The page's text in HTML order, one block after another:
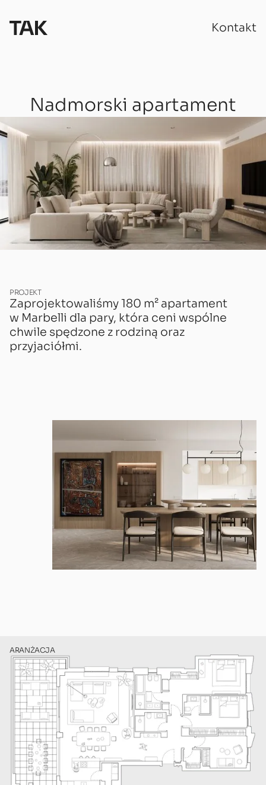
Kontakt
Nadmorski apartament
PROJEKT
Zaprojektowaliśmy 180 m² apartament
w Marbelli dla pary, która ceni wspólne
chwile spędzone z rodziną oraz
przyjaciółmi.
ARANŻACJA